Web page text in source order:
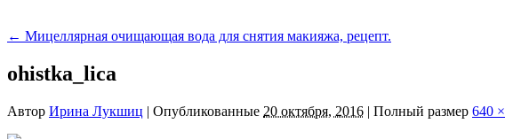
← Мицеллярная очищающая вода для снятия макияжа, рецепт.
ohistka_lica
Автор Ирина Лукшиц | Опубликованные 20 октября, 2016 | Полный размер 640